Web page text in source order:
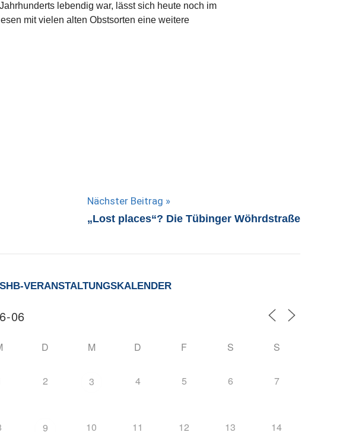
lebendig war, lässt sich heute noch im
mit vielen alten Obstsorten eine weitere
Nächster Beitrag
„Lost places“? Die Tübinger Wöhrdstraße
VERANSTALTUNGSKALENDER
D M D F S S
2 3 4 5 6 7
9 10 11 12 13 14